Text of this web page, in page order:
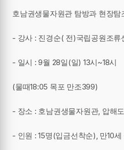
호남권생물자원관 탐방과 현장탐
- 강사 : 진경순( 전)국립공원조류
- 일시 : 9월 28일(일) 13시~18시
(물때18:05 목포 만조399)
- 장소 : 호남권생물자원관, 압해
- 인원 : 15명(입금선착순), 만10세